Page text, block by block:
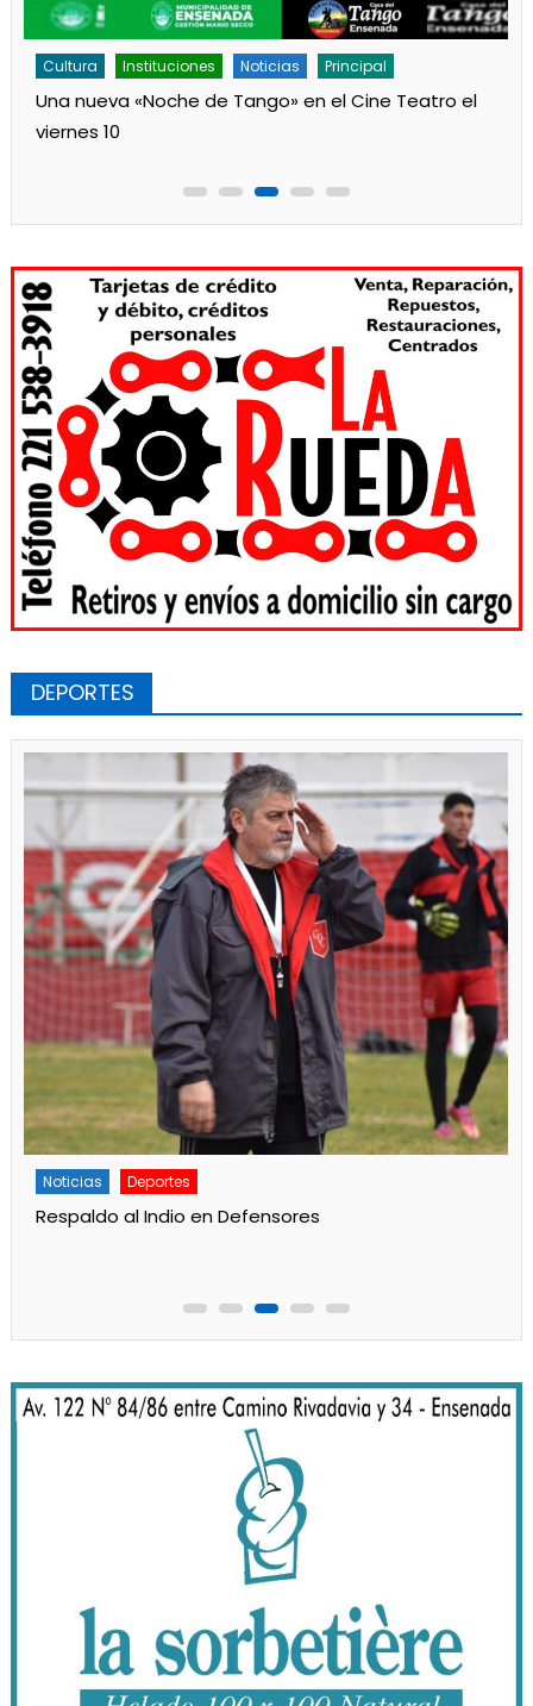
Cultura Instituciones Noticias Principal
Una nueva «Noche de Tango» en el Cine Teatro el
viernes 10
DEPORTES
Noticias Deportes
Respaldo al Indio en Defensores